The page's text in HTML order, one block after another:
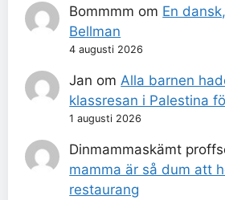
Bommmm om En
Bellman
4 augusti 2026
Jan om Alla barnen
klassresan i Palestina
1 augusti 2026
Dinmammaskämt
mamma är så dum att
restaurang